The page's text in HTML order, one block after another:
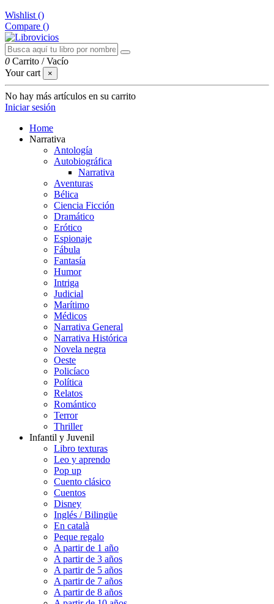
Wishlist ()
Compare ()
0 Carrito /Vacío
Your cart
×
No hay más artículos en su carrito
Iniciar sesión
Home
Narrativa
Antología
Autobiográfica
Narrativa
Aventuras
Bélica
Ciencia Ficción
Dramático
Erótico
Espionaje
Fábula
Fantasía
Humor
Intriga
Judicial
Marítimo
Médicos
Narrativa General
Narrativa Histórica
Novela negra
Oeste
Policíaco
Política
Relatos
Romántico
Terror
Thriller
Infantil y Juvenil
Libro texturas
Leo y aprendo
Pop up
Cuento clásico
Cuentos
Disney
Inglés / Bilingüe
En català
Peque regalo
A partir de 1 año
A partir de 3 años
A partir de 5 años
A partir de 7 años
A partir de 8 años